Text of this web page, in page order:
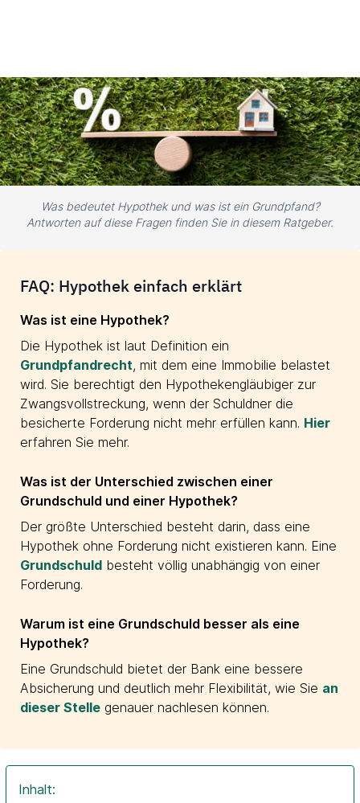
Was bedeutet Hypothek und was ist ein Grundpfand?
Antworten auf diese Fragen finden Sie in diesem Ratgeber.
FAQ: Hypothek einfach erklärt
Was ist eine Hypothek?
Die Hypothek ist laut Definition ein
Grundpfandrecht, mit dem eine Immobilie belastet
wird. Sie berechtigt den Hypothekengläubiger zur
Zwangsvollstreckung, wenn der Schuldner die
besicherte Forderung nicht mehr erfüllen kann. Hier
erfahren Sie mehr.
Was ist der Unterschied zwischen einer
Grundschuld und einer Hypothek?
Der größte Unterschied besteht darin, dass eine
Hypothek ohne Forderung nicht existieren kann. Eine
Grundschuld besteht völlig unabhängig von einer
Forderung.
Warum ist eine Grundschuld besser als eine
Hypothek?
Eine Grundschuld bietet der Bank eine bessere
Absicherung und deutlich mehr Flexibilität, wie Sie an
dieser Stelle genauer nachlesen können.
Inhalt: